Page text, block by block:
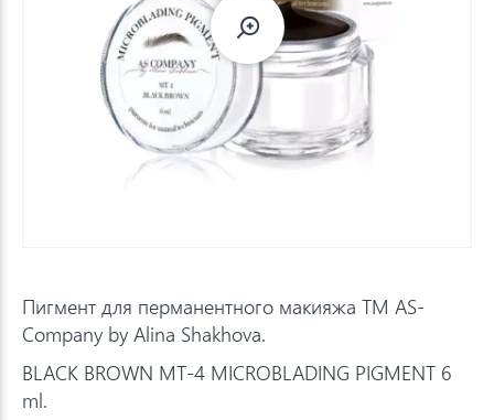
Пигмент для перманентного макияжа TM AS-
Company by Alina Shakhova.
BLACK BROWN MT-4 MICROBLADING PIGMENT 6
ml.